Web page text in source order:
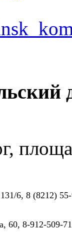
6, 8 (8212)
60, 8-912-509-